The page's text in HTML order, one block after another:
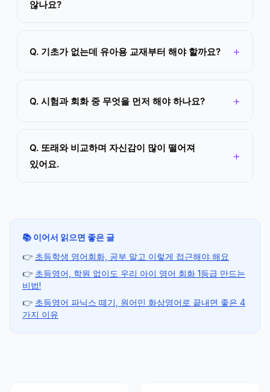
않나요?
Q. 기초가 없는데 유아용 교재부터 해야 할까요?
Q. 시험과 회화 중 무엇을 먼저 해야 하나요?
Q. 또래와 비교하며 자신감이 많이 떨어져
있어요.
📚 이어서 읽으면 좋은 글
👉 초등학생 영어회화, 공부 말고 이렇게 접근해야 해요
👉 초등영어, 학원 없이도 우리 아이 영어 회화 1등급 만드는
비법!
👉 초등영어 파닉스 떼기, 원어민 화상영어로 끝내면 좋은 4
가지 이유